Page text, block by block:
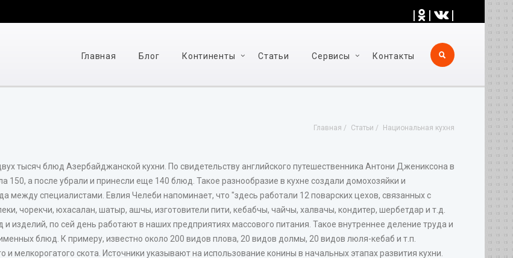
| | |
Главная Блог Континенты Статьи Cервисы Контакты
Главная Статьи Национальная кухня
тысяч блюд Азербайджанской кухни. По свидетельству английского путешественника Антони Джениксона в
150, а после убрали и принесли еще 140 блюд. Такое разнообразие в кухне создали домохозяйки и
между специалистами. Евлия Челеби напоминает, что "здесь работали 12 поварских цехов, связанных с
чорекчи, юхасалан, шатыр, ашчы, изготовители пити, кебабчы, чайчы, халвачы, кондитер, шербетдар и т.д.
изделий, по сей день работают в наших предприятиях массового питания. Такое внутреннее деление труда и
блюд. К примеру, известно около 200 видов плова, 20 видов долмы, 20 видов люля-кебаб и т.п.
мелкорогатого скота. Источники указывают на использование конины в начальных этапах развития кухни.